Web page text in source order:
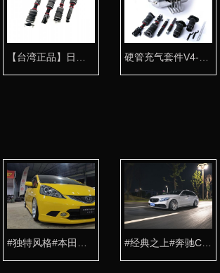
#独特风格#本田飞度改装AIRBFT气动避震案例 #经典之上#奔驰C级旅行改装AIRBFT气动避震案例